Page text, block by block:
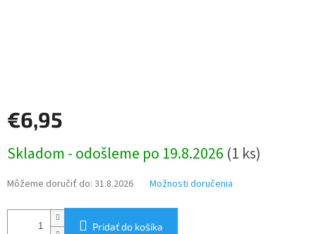
€6,95
cena:
Skladom - odošleme po 19.8.2026 (1 ks)
Môžeme doručiť do: 31.8.2026 Možnosti doručenia
Pridať do košíka